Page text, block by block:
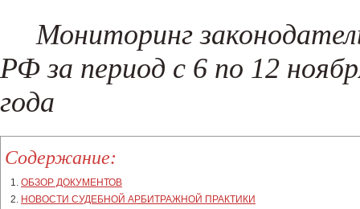
Поиск хищений и
(New!)
Мониторинг
РФ за период с 6 по 12
года
Содержание:
ОБЗОР ДОКУМЕНТОВ
НОВОСТИ СУДЕБНОЙ АРБИТРАЖНОЙ ПРАКТИКИ